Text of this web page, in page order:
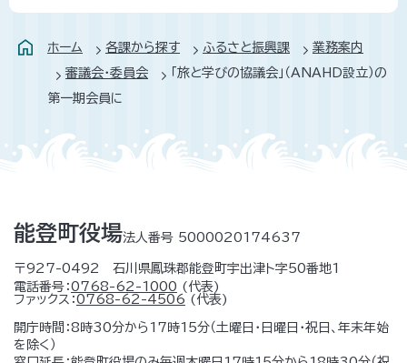
ホーム 各課から探す ふるさと振興課
業務案内
審議会・委員会
「旅と学びの協議会」（ANAHD設立）の
第一期会員に
能登町役場法人番号 5000020174637
〒927-0492 石川県鳳珠郡能登町宇出津ト字50番地1
電話番号：0768-62-1000 (代表)
ファックス：0768-62-4506 (代表)
開庁時間：8時30分から17時15分（土曜日・日曜日・祝日、年末年始
を除く）